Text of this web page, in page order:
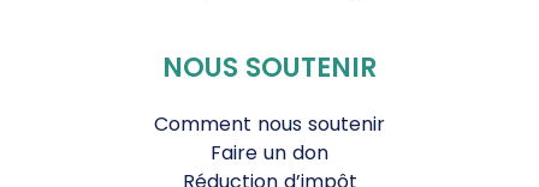
NOUS SOUTENIR
Comment nous soutenir
Faire un don